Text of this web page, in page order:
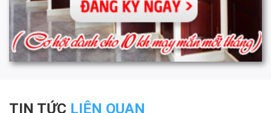
TIN TỨC LIÊN QUAN